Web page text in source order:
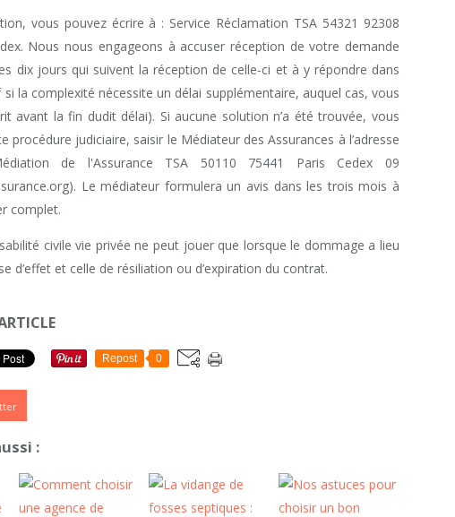
vous pouvez écrire à : Service Réclamation TSA 54321 92308
Nous nous engageons à accuser réception de votre demande
dix jours qui suivent la réception de celle-ci et à y répondre dans
la complexité nécessite un délai supplémentaire, auquel cas, vous
avant la fin dudit délai). Si aucune solution n’a été trouvée, vous
procédure judiciaire, saisir le Médiateur des Assurances à l’adresse
de l'Assurance TSA 50110 75441 Paris Cedex 09
Le médiateur formulera un avis dans les trois mois à
complet.
civile vie privée ne peut jouer que lorsque le dommage a lieu
d’effet et celle de résiliation ou d’expiration du contrat.
Repost 0
: